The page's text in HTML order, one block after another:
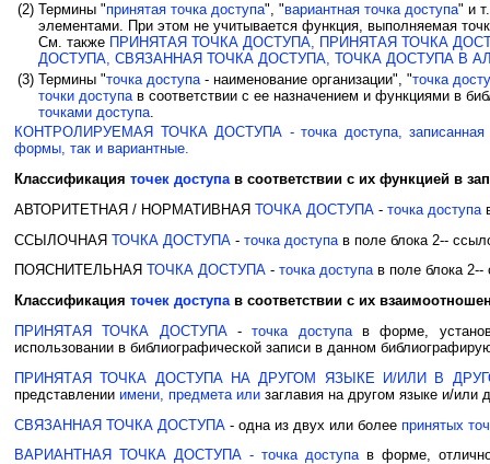
(2) Термины "принятая точка доступа", "вариантная точка доступа" и
элементами. При этом не учитывается функция, выполняемая
См. также ПРИНЯТАЯ ТОЧКА ДОСТУПА, ПРИНЯТАЯ ТОЧКА
ДОСТУПА, СВЯЗАННАЯ ТОЧКА ДОСТУПА, ТОЧКА ДОСТУПА В
(3) Термины "точка доступа- наименование организации", "точка
точки доступав соответствии с ее назначением и функциями в
точками доступа.
КОНТРОЛИРУЕМАЯ ТОЧКА ДОСТУПА - точка доступа, записанная в
формы, так и вариантные.
Классификация точек доступав соответствии с их функцией в
АВТОРИТЕТНАЯ / НОРМАТИВНАЯ ТОЧКА ДОСТУПА - точка доступа
ССЫЛОЧНАЯ ТОЧКА ДОСТУПА - точка доступа в поле блока 2--
ПОЯСНИТЕЛЬНАЯ ТОЧКА ДОСТУПА - точка доступав поле блока 2--
Классификация точек доступав соответствии с их
ПРИНЯТАЯ ТОЧКА ДОСТУПА-точка доступав форме,
использовании в библиографической записи в данном
ПРИНЯТАЯ ТОЧКА ДОСТУПА НА ДРУГОМ ЯЗЫКЕ И/ИЛИ В
представлении имени, предмета или заглавия на другом языке и/или
СВЯЗАННАЯ ТОЧКА ДОСТУПА - одна из двух или более принятых
ВАРИАНТНАЯ ТОЧКА ДОСТУПА - точка доступав форме,